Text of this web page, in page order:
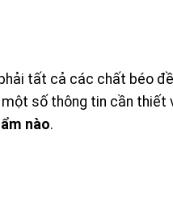
tất cả các chất béo
số thông tin cần thiết
nào.